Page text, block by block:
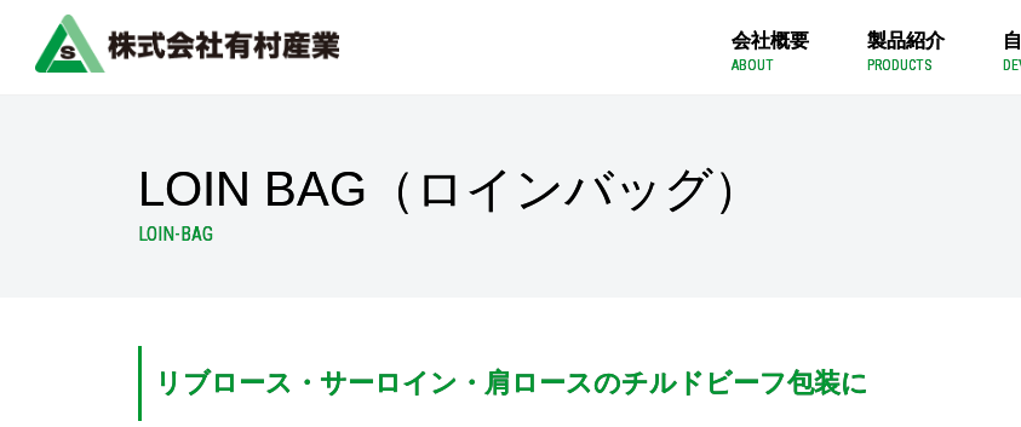
会社概要
ABOUT
製品紹介
PRODUCTS
LOIN BAG（ロインバッグ）
LOIN-BAG
リブロース・サーロイン・肩ロースのチルドビーフ包装に